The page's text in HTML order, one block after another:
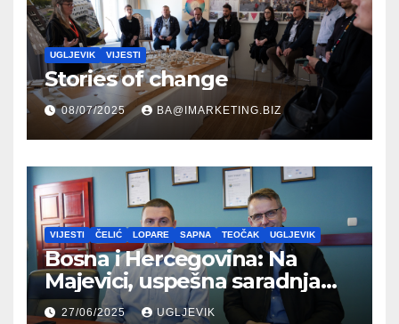
UGLJEVIK VIJESTI
Stories of change
08/07/2025 BA@IMARKETING.BIZ
VIJESTI ČELIĆ LOPARE SAPNA TEOČAK UGLJEVIK
Bosna i Hercegovina: Na
Majevici, uspešna saradnja
između opština dva entiteta
27/06/2025 UGLJEVIK